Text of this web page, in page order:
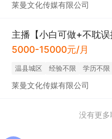
莱曼文化传媒有限公司
主播【小白可做+不耽误
5000-15000元/月
温县城区 经验不限 学历不限
莱曼文化传媒有限公司
没有更